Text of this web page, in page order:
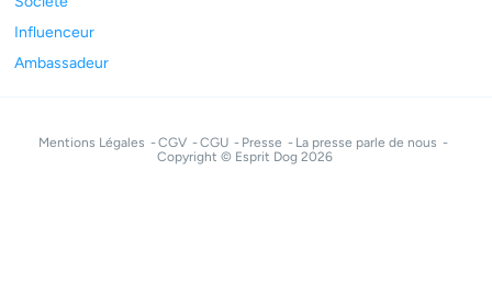
Influenceur
Ambassadeur
Mentions Légales CGV CGU Presse
La presse parle de nous
Copyright © Esprit Dog 2026